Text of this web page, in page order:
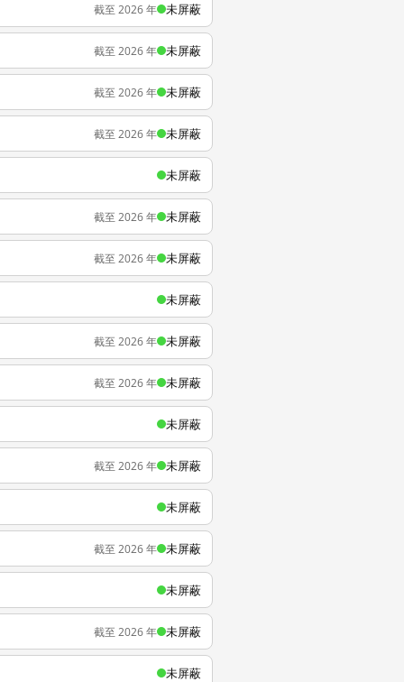
截至 2026 年 未屏蔽
截至 2026 年 未屏蔽
截至 2026 年 未屏蔽
截至 2026 年 未屏蔽
未屏蔽
截至 2026 年 未屏蔽
截至 2026 年 未屏蔽
未屏蔽
截至 2026 年 未屏蔽
截至 2026 年 未屏蔽
未屏蔽
截至 2026 年 未屏蔽
未屏蔽
截至 2026 年 未屏蔽
未屏蔽
截至 2026 年 未屏蔽
未屏蔽